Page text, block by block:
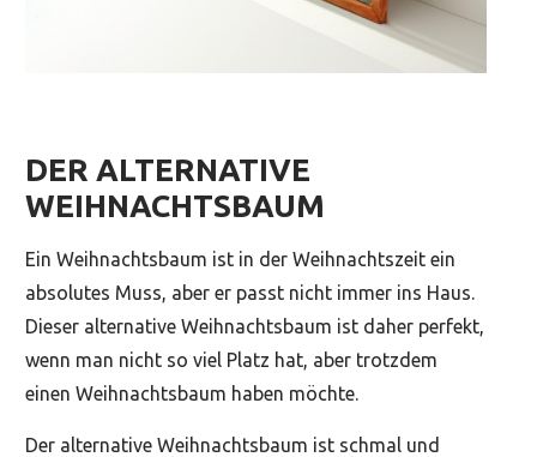
DER ALTERNATIVE
WEIHNACHTSBAUM
Ein Weihnachtsbaum ist in der Weihnachtszeit ein
absolutes Muss, aber er passt nicht immer ins Haus.
Dieser alternative Weihnachtsbaum ist daher perfekt,
wenn man nicht so viel Platz hat, aber trotzdem
einen Weihnachtsbaum haben möchte.
Der alternative Weihnachtsbaum ist schmal und